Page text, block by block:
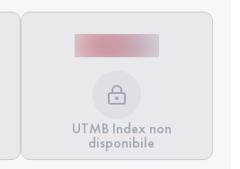
UTMB Index non
disponibile